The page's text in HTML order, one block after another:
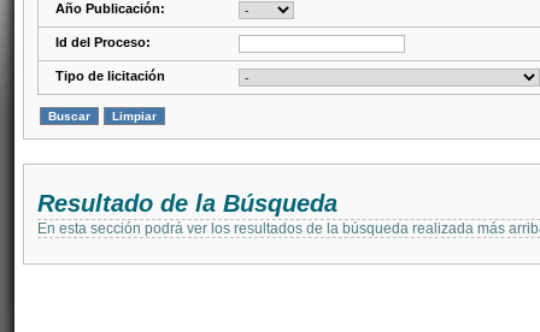
Año Publicación:
Id del Proceso:
Tipo de licitación
Resultado de la Búsqueda
En esta sección podrá ver los resultados de la búsqueda realizada más